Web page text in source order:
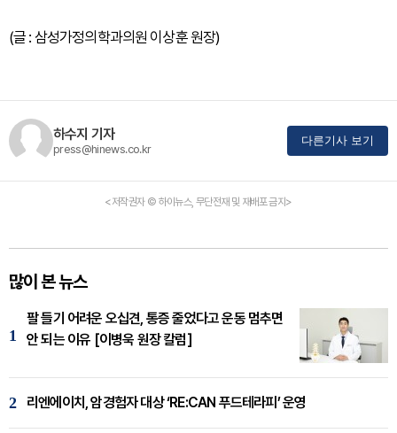
(글 : 삼성가정의학과의원 이상훈 원장)
하수지 기자
press@hinews.co.kr
다른기사 보기
<저작권자 © 하이뉴스, 무단전재 및 재배포 금지>
많이 본 뉴스
1
팔 들기 어려운 오십견, 통증 줄었다고 운동 멈추면
안 되는 이유 [이병욱 원장 칼럼]
2 리엔에이치, 암경험자 대상 ‘RE:CAN 푸드테라피’ 운영